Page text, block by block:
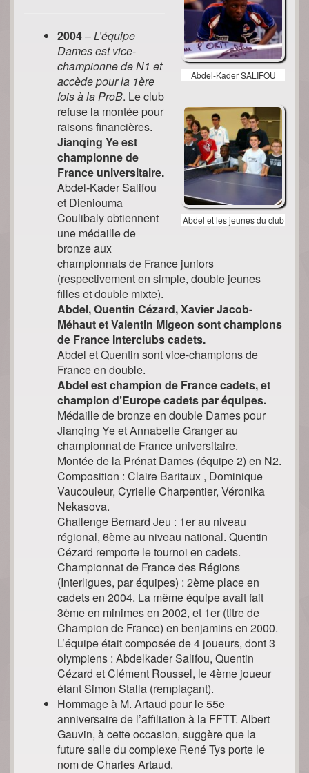
Abdel-Kader SALIFOU
Abdel et les jeunes du club
2004–L’équipe
Dames est vice-
championne de N1 et
accède pour la 1ère
fois à la ProB. Le club
refuse la montée pour
raisons financières.
Jianqing Ye est
championne de
France universitaire.
Abdel-Kader Salifou
et Dieniouma
Coulibaly obtiennent
une médaille de
bronze aux
championnats de France juniors
(respectivement en simple, double jeunes
filles et double mixte).
Abdel, Quentin Cézard, Xavier Jacob-
Méhaut et Valentin Migeon sont champions
de France Interclubs cadets.
Abdel et Quentin sont vice-champions de
France en double.
Abdel est champion de France cadets, et
champion d’Europe cadets par équipes.
Médaille de bronze en double Dames pour
Jianqing Ye et Annabelle Granger au
championnat de France universitaire.
Montée de la Prénat Dames (équipe 2) en N2.
Composition : Claire Baritaux , Dominique
Vaucouleur, Cyrielle Charpentier, Véronika
Nekasova.
Challenge Bernard Jeu : 1er au niveau
régional, 6ème au niveau national. Quentin
Cézard remporte le tournoi en cadets.
Championnat de France des Régions
(Interligues, par équipes) : 2ème place en
cadets en 2004. La même équipe avait fait
3ème en minimes en 2002, et 1er (titre de
Champion de France) en benjamins en 2000.
L’équipe était composée de 4 joueurs, dont 3
olympiens : Abdelkader Salifou, Quentin
Cézard et Clément Roussel, le 4ème joueur
étant Simon Stalla (remplaçant).
Hommage à M. Artaud pour le 55e
anniversaire de l’affiliation à la FFTT. Albert
Gauvin, à cette occasion, suggère que la
future salle du complexe René Tys porte le
nom de Charles Artaud.